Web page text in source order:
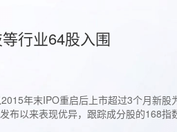
行业64股入围
年末IPO重启后上市超过3个月新
布以来表现优异，跟踪成分股的168